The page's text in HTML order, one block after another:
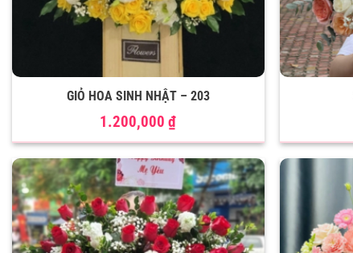
GIỎ HOA SINH NHẬT – 203
1.200,000₫